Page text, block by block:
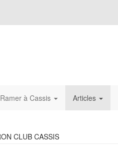
Ramer à Cassis Articles